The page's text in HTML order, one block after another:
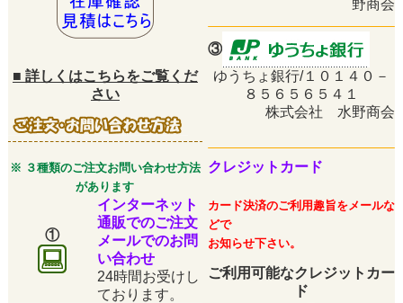
野商会
③
■ 詳しくはこちらをご覧くだ
さい
ゆうちょ銀行/１０１４０－
８５６５６５４１
株式会社 水野商会
※ ３種類のご注文お問い合わせ方法
があります
クレジットカード
①
インターネット
通販でのご注文
メールでのお問
い合わせ
24時間お受けし
ております。
カード決済のご利用趣旨をメールな
どで
お知らせ下さい。
ご利用可能なクレジットカー
ド